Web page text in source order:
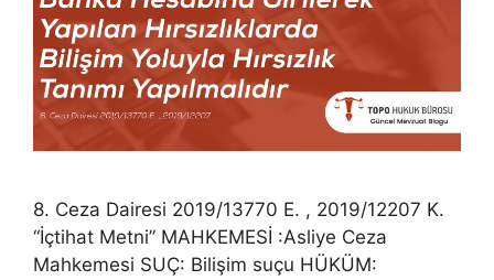
8. Ceza Dairesi 2019/13770 E. , 2019/12207 K.
“İçtihat Metni” MAHKEMESİ :Asliye Ceza
Mahkemesi SUÇ: Bilişim suçu HÜKÜM: